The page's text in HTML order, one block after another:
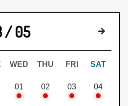
/ 05 下個月
WED THU FRI SAT
01 02 03 04